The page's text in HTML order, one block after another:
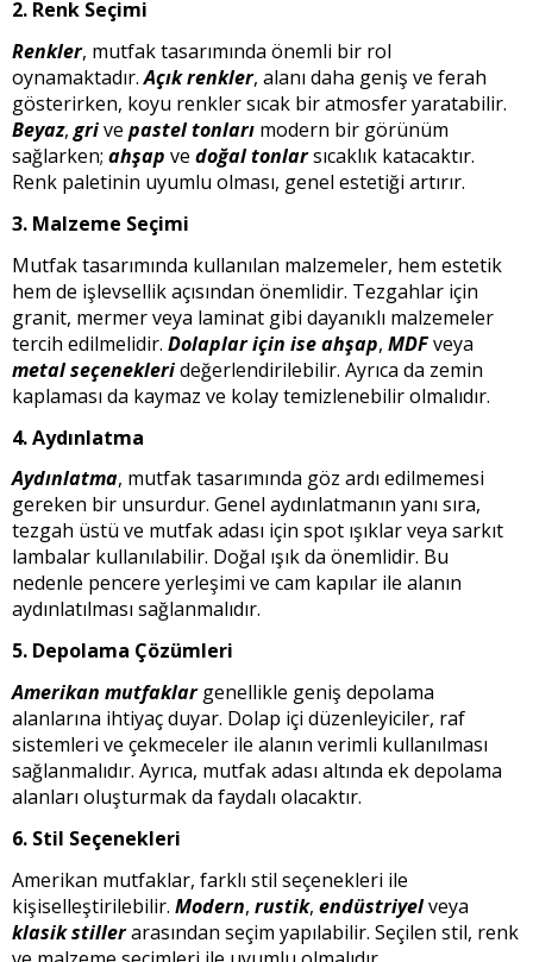
2. Renk Seçimi
Renkler, mutfak tasarımında önemli bir rol
oynamaktadır.Açık renkler, alanı daha geniş ve ferah
gösterirken, koyu renkler sıcak bir atmosfer yaratabilir.
Beyaz, grive pastel tonları modern bir görünüm
sağlarken; ahşap ve doğal tonlarsıcaklık katacaktır.
Renk paletinin uyumlu olması, genel estetiği artırır.
3. Malzeme Seçimi
Mutfak tasarımında kullanılan malzemeler, hem estetik
hem de işlevsellik açısından önemlidir. Tezgahlar için
granit, mermer veya laminat gibi dayanıklı malzemeler
tercih edilmelidir. Dolaplar için ise ahşap, MDFveya
metal seçeneklerideğerlendirilebilir. Ayrıca da zemin
kaplaması da kaymaz ve kolay temizlenebilir olmalıdır.
4. Aydınlatma
Aydınlatma, mutfak tasarımında göz ardı edilmemesi
gereken bir unsurdur. Genel aydınlatmanın yanı sıra,
tezgah üstü ve mutfak adası için spot ışıklar veya sarkıt
lambalar kullanılabilir. Doğal ışık da önemlidir. Bu
nedenle pencere yerleşimi ve cam kapılar ile alanın
aydınlatılması sağlanmalıdır.
5. Depolama Çözümleri
Amerikan mutfaklargenellikle geniş depolama
alanlarına ihtiyaç duyar. Dolap içi düzenleyiciler, raf
sistemleri ve çekmeceler ile alanın verimli kullanılması
sağlanmalıdır. Ayrıca, mutfak adası altında ek depolama
alanları oluşturmak da faydalı olacaktır.
6. Stil Seçenekleri
Amerikan mutfaklar, farklı stil seçenekleri ile
kişiselleştirilebilir. Modern, rustik, endüstriyelveya
klasik stillerarasından seçim yapılabilir. Seçilen stil, renk